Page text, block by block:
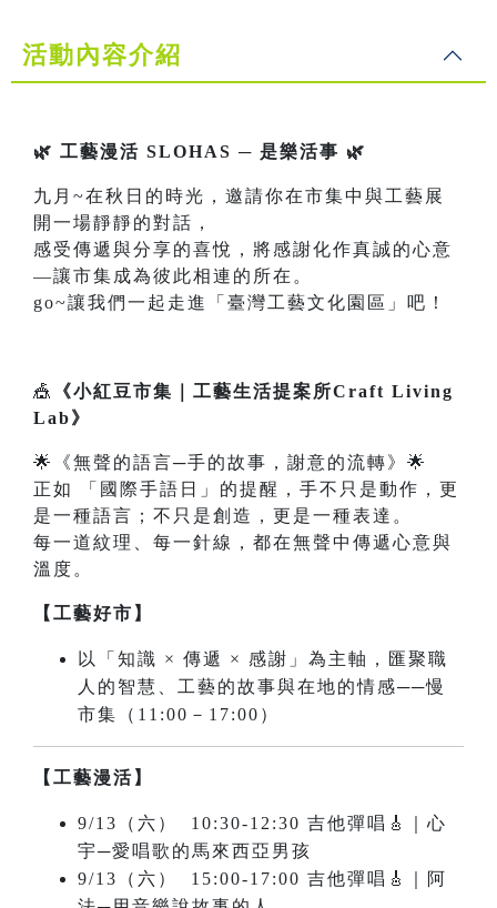
活動內容介紹
🌿 工藝漫活 SLOHAS ─ 是樂活事 🌿
九月~在秋日的時光，邀請你在市集中與工藝展
開一場靜靜的對話，
感受傳遞與分享的喜悅，將感謝化作真誠的心意
—讓市集成為彼此相連的所在。
go~讓我們一起走進「臺灣工藝文化園區」吧！
🎪
《小紅豆市集｜工藝生活提案所Craft Living
Lab》
🌟《無聲的語言─手的故事，謝意的流轉》🌟
正如 「國際手語日」的提醒，手不只是動作，更
是一種語言；不只是創造，更是一種表達。
每一道紋理、每一針線，都在無聲中傳遞心意與
溫度。
【工藝好市】
以「知識 × 傳遞 × 感謝」為主軸，匯聚職
人的智慧、工藝的故事與在地的情感──慢
市集（11:00－17:00）
【工藝漫活】
9/13（六） 10:30-12:30 吉他彈唱🎸｜心
宇─愛唱歌的馬來西亞男孩
9/13（六） 15:00-17:00 吉他彈唱🎸｜阿